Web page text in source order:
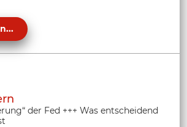
der Fed +++ Was entscheidend